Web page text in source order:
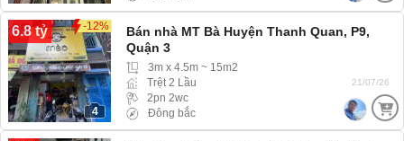
6.8 tỷ -12%
4
Bán nhà MT Bà Huyện Thanh Quan, P9,
Quận 3
3m x 4.5m ~ 15m2
Trệt 2 Lầu
2pn 2wc
Đông bắc
21/07/26